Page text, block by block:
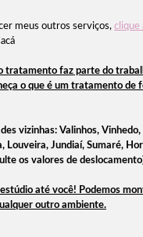
meus outros serviços, clique
tratamento faz parte do
o que é um tratamento de
vizinhas: Valinhos,
Louveira, Jundiaí, Sumaré,
os valores de
até você! Podemos
outro ambiente.